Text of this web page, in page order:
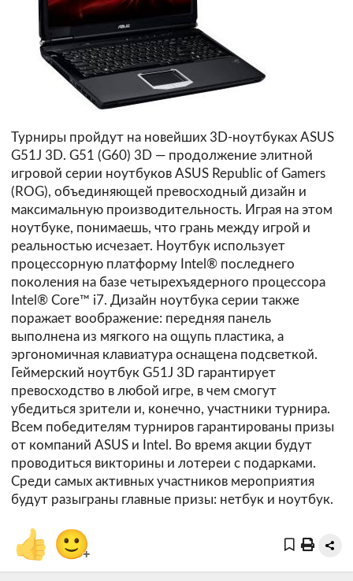
Турниры пройдут на новейших 3D-ноутбуках ASUS
G51J 3D. G51 (G60) 3D — продолжение элитной
игровой серии ноутбуков ASUS Republic of Gamers
(ROG), объединяющей превосходный дизайн и
максимальную производительность. Играя на этом
ноутбуке, понимаешь, что грань между игрой и
реальностью исчезает. Ноутбук использует
процессорную платформу Intel® последнего
поколения на базе четырехъядерного процессора
Intel® Core™ i7. Дизайн ноутбука серии также
поражает воображение: передняя панель
выполнена из мягкого на ощупь пластика, а
эргономичная клавиатура оснащена подсветкой.
Геймерский ноутбук G51J 3D гарантирует
превосходство в любой игре, в чем смогут
убедиться зрители и, конечно, участники турнира.
Всем победителям турниров гарантированы призы
от компаний ASUS и Intel. Во время акции будут
проводиться викторины и лотереи с подарками.
Среди самых активных участников мероприятия
будут разыграны главные призы: нетбук и ноутбук.
👍 🙂+